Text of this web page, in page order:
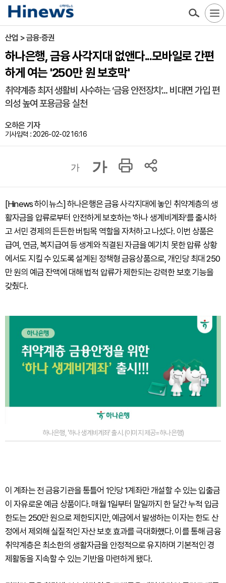
산업 > 금융·증권
하나은행, 금융 사각지대 없앤다...모바일로 간편
하게 여는 '250만 원 보호막'
취약계층 최저 생활비 사수하는 ‘금융 안전장치’... 비대면 가입 편
의성 높여 포용금융 실천
오하은 기자
기사입력 : 2026-02-02 16:16
가 가
[Hinews 하이뉴스] 하나은행은 금융 사각지대에 놓인 취약계층의 생
활자금을 압류로부터 안전하게 보호하는 '하나 생계비계좌'를 출시하
고 서민 경제의 든든한 버팀목 역할을 자처하고 나섰다. 이번 상품은
급여, 연금, 복지급여 등 생계와 직결된 자금을 예기치 못한 압류 상황
에서도 지킬 수 있도록 설계된 정책형 금융상품으로, 개인당 최대 250
만 원의 예금 잔액에 대해 법적 압류가 제한되는 강력한 보호 기능을
갖췄다.
하나은행, '하나 생계비계좌' 출시. (이미지 제공=하나은행)
이 계좌는 전 금융기관을 통틀어 1인당 1계좌만 개설할 수 있는 입출금
이 자유로운 예금 상품이다. 매월 1일부터 말일까지 한 달간 누적 입금
한도는 250만 원으로 제한되지만, 예금에서 발생하는 이자는 한도 산
정에서 제외해 실질적인 자산 보호 효과를 극대화했다. 이를 통해 금융
취약계층은 최소한의 생활자금을 안정적으로 유지하며 기본적인 경
제활동을 지속할 수 있는 기반을 마련하게 됐다.